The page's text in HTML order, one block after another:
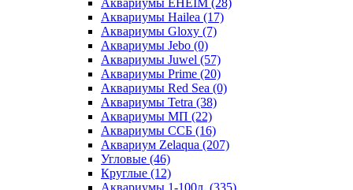
Аквариумы Hailea (17)
Аквариумы Gloxy (7)
Аквариумы Jebo (0)
Аквариумы Juwel (57)
Аквариумы Prime (20)
Аквариумы Red Sea (0)
Аквариумы Tetra (38)
Аквариумы МП (22)
Аквариумы ССБ (16)
Аквариум Zelaqua (207)
Угловые (46)
Круглые (12)
Аквариумы 1-100л. (335)